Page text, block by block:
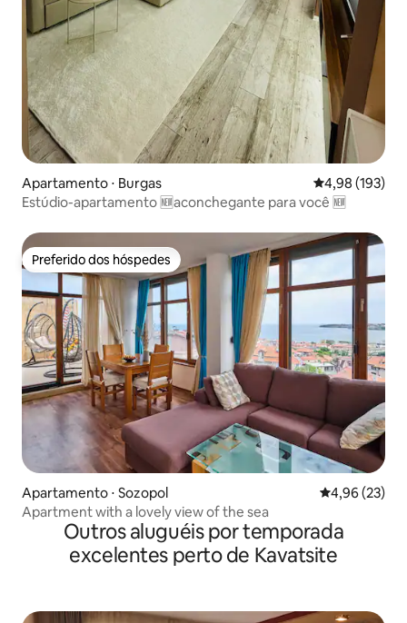
Apartamento ⋅ Burgas 4,98 de uma
4,98 (193)
Estúdio-apartamento 🆕aconchegante para você 🆕
Preferido dos hóspedes
Preferido dos hóspedes
Apartamento ⋅ Sozopol 4,96 de uma
4,96 (23)
Apartment with a lovely view of the sea
Outros aluguéis por temporada
excelentes perto de Kavatsite